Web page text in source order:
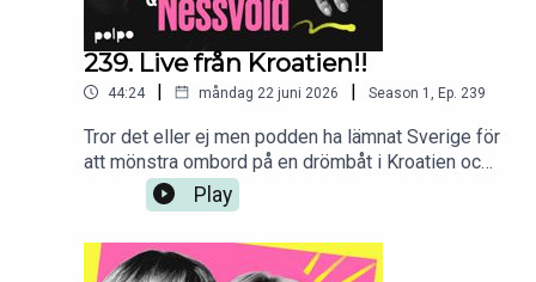
239. Live från Kroatien!!
44:24 | måndag 22 juni 2026 | Season 1 Ep. 239
Tror det eller ej men podden ha lämnat Sverige för
att mönstra ombord på en drömbåt i Kroatien och
på bara två dagar har det mesta hänt. Allt om detta
i veckans podd. Medverkande: Mia Skäringer &
SpolanderRedigering/Klipp: Mikael Solkulle &
Play